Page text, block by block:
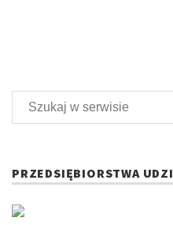
PRZEDSIĘBIORSTWA